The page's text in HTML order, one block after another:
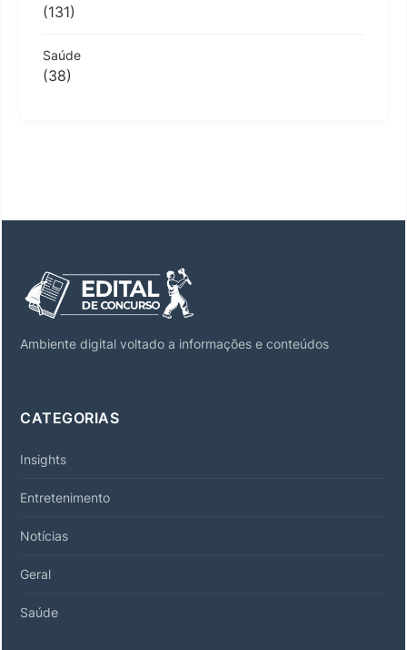
(131)
Saúde
(38)
Ambiente digital voltado a informações e conteúdos
CATEGORIAS
Insights
Entretenimento
Notícias
Geral
Saúde